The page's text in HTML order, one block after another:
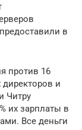
в
против 16
и
Читру
их зарплаты в
Все деньги